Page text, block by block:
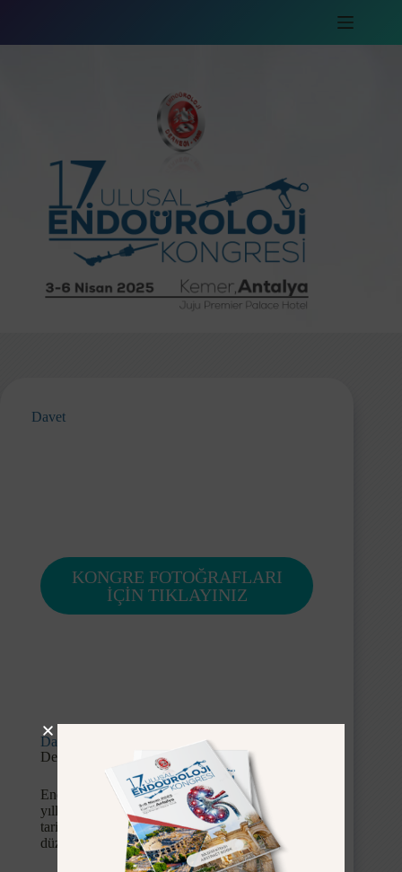
Davet
KONGRE FOTOĞRAFLARI
İÇİN TIKLAYINIZ
Davet
Değerli Meslektaşlarımız,
Endoüroloji Derneği tarafından düzenlenen
yıllık kongrelerimizin 16.sı 25-28 Nisan 2024
tarihlerinde Antalya Juju Premier Palace Otel’de
düzenlenecektir.